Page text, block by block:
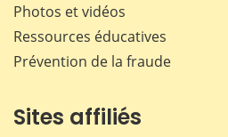
Photos et vidéos
Ressources éducatives
Prévention de la fraude
Sites affiliés